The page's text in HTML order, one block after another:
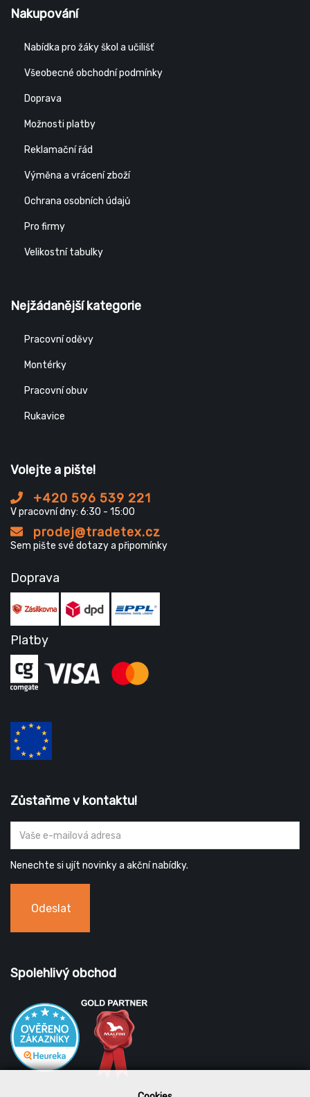
Nakupování
Nabídka pro žáky škol a učilišť
Všeobecné obchodní podmínky
Doprava
Možnosti platby
Reklamační řád
Výměna a vrácení zboží
Ochrana osobních údajů
Pro firmy
Velikostní tabulky
Nejžádanější kategorie
Pracovní oděvy
Montérky
Pracovní obuv
Rukavice
Volejte a pište!
+420 596 539 221
V pracovní dny: 6:30 - 15:00
prodej@tradetex.cz
Sem pište své dotazy a připomínky
Doprava
Platby
Zůstaňme v kontaktu!
Nenechte si ujít novinky a akční nabídky.
Odeslat
Spolehlivý obchod